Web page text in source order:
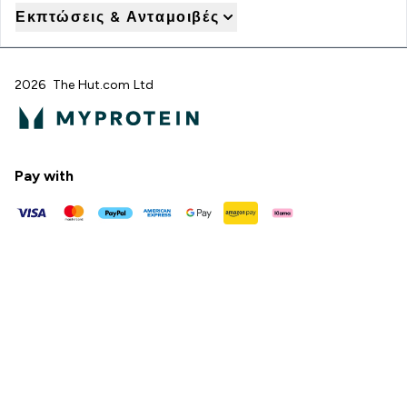
Εκπτώσεις & Ανταμοιβές
2026 The Hut.com Ltd
Pay with